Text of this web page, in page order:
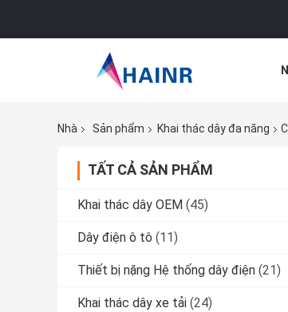
Nhà
Sản phẩm Khai thác dây đa năng
TẤT CẢ SẢN PHẨM
Khai thác dây OEM (45)
Dây điện ô tô (11)
Thiết bị nặng Hệ thống dây điện (21)
Khai thác dây xe tải (24)